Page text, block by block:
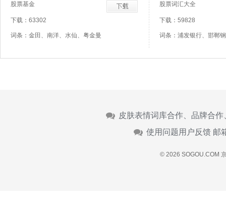
股票基金
下载：63302
词条：金田、南洋、水仙、粤金曼
股票词汇大全
下载：59828
词条：浦发银行、邯郸
皮肤表情词库合作、品牌合
使用问题用户反馈 邮
© 2026 SOGOU.COM